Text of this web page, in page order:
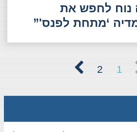
נוח לחפש את
‘מתחת לפנס'”
1
2